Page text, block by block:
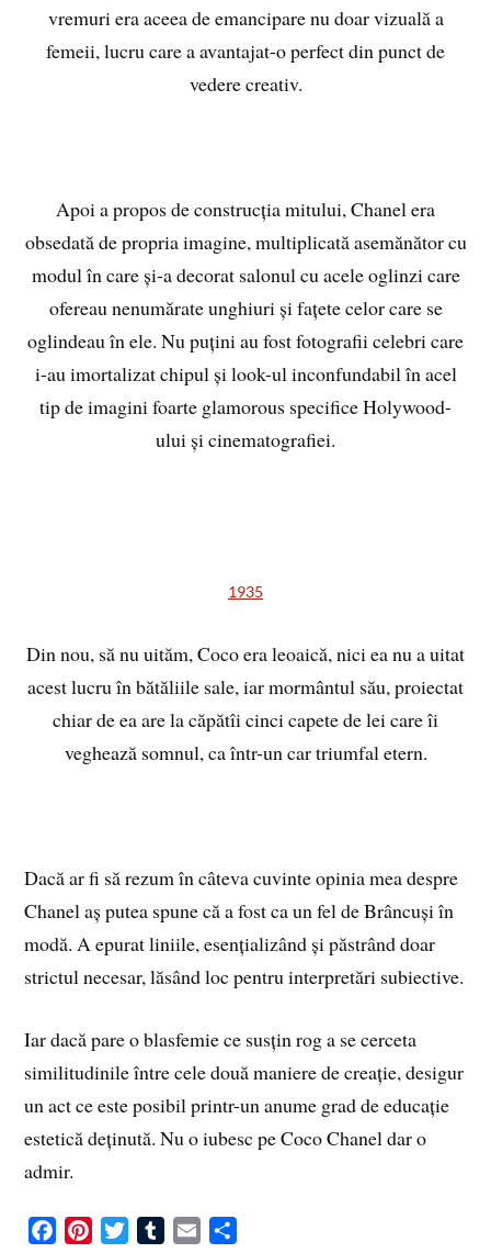
vremuri era aceea de emancipare nu doar vizuală a
femeii, lucru care a avantajat-o perfect din punct de
vedere creativ.
Apoi a propos de construcția mitului, Chanel era
obsedată de propria imagine, multiplicată asemănător cu
modul în care și-a decorat salonul cu acele oglinzi care
ofereau nenumărate unghiuri și fațete celor care se
oglindeau în ele. Nu puțini au fost fotografii celebri care
i-au imortalizat chipul și look-ul inconfundabil în acel
tip de imagini foarte glamorous specifice Holywood-
ului și cinematografiei.
1935
Din nou, să nu uităm, Coco era leoaică, nici ea nu a uitat
acest lucru în bătăliile sale, iar mormântul său, proiectat
chiar de ea are la căpătîi cinci capete de lei care îi
veghează somnul, ca într-un car triumfal etern.
Dacă ar fi să rezum în câteva cuvinte opinia mea despre
Chanel aș putea spune că a fost ca un fel de Brâncuși în
modă. A epurat liniile, esențializând și păstrând doar
strictul necesar, lăsând loc pentru interpretări subiective.
Iar dacă pare o blasfemie ce susțin rog a se cerceta
similitudinile între cele două maniere de creație, desigur
un act ce este posibil printr-un anume grad de educație
estetică deținută. Nu o iubesc pe Coco Chanel dar o
admir.